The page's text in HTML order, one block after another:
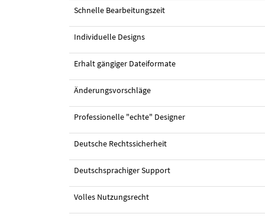
#18 Visitenkarten-Design von
Schnelle Bearbeitungszeit
Individuelle Designs
Erhalt gängiger Dateiformate
Änderungsvorschläge
Professionelle "echte" Designer
Deutsche Rechtssicherheit
Deutschsprachiger Support
Volles Nutzungsrecht